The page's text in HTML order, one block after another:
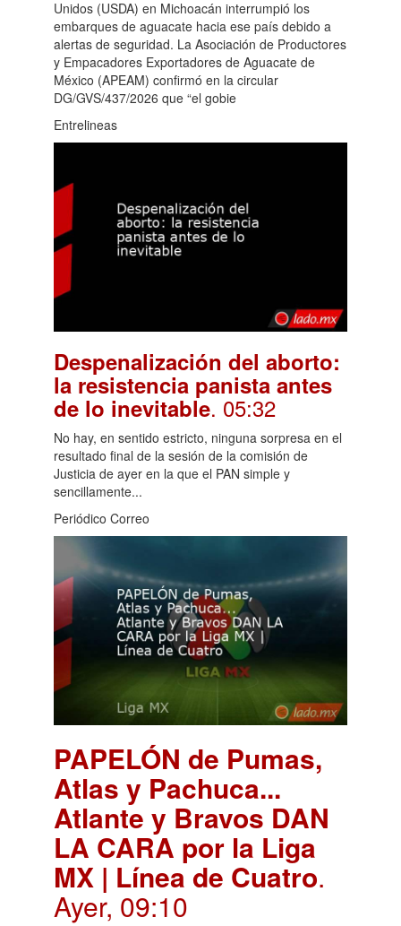
Unidos (USDA) en Michoacán interrumpió los
embarques de aguacate hacia ese país debido a
alertas de seguridad. La Asociación de Productores
y Empacadores Exportadores de Aguacate de
México (APEAM) confirmó en la circular
DG/GVS/437/2026 que “el gobie
Entrelineas
Despenalización del aborto:
la resistencia panista antes
de lo inevitable. 05:32
No hay, en sentido estricto, ninguna sorpresa en el
resultado final de la sesión de la comisión de
Justicia de ayer en la que el PAN simple y
sencillamente...
Periódico Correo
PAPELÓN de Pumas,
Atlas y Pachuca...
Atlante y Bravos DAN
LA CARA por la Liga
MX | Línea de Cuatro.
Ayer, 09:10